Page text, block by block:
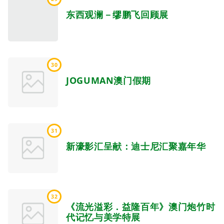
东西观澜－缪鹏飞回顾展
30
JOGUMAN澳门假期
31
新濠影汇呈献：迪士尼汇聚嘉年华
32
《流光溢彩．益隆百年》澳门炮竹时
代记忆与美学特展